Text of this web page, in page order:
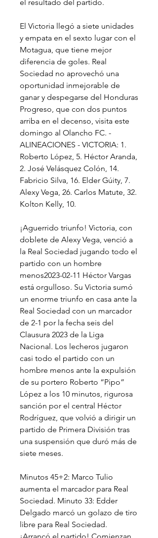
el resultado del partido.
El Victoria llegó a siete unidades
y empata en el sexto lugar con el
Motagua, que tiene mejor
diferencia de goles. Real
Sociedad no aprovechó una
oportunidad inmejorable de
ganar y despegarse del Honduras
Progreso, que con dos puntos
arriba en el decenso, visita este
domingo al Olancho FC. -
ALINEACIONES - VICTORIA: 1.
Roberto López, 5. Héctor Aranda,
2. José Velásquez Colón, 14.
Fabricio Silva, 16. Elder Gúity, 7.
Alexy Vega, 26. Carlos Matute, 32.
Kolton Kelly, 10.
¡Aguerrido triunfo! Victoria, con
doblete de Alexy Vega, venció a
la Real Sociedad jugando todo el
partido con un hombre
menos2023-02-11 Héctor Vargas
está orgulloso. Su Victoria sumó
un enorme triunfo en casa ante la
Real Sociedad con un marcador
de 2-1 por la fecha seis del
Clausura 2023 de la Liga
Nacional. Los lecheros jugaron
casi todo el partido con un
hombre menos ante la expulsión
de su portero Roberto “Pipo”
López a los 10 minutos, rigurosa
sanción por el central Héctor
Rodríguez, que volvió a dirigir un
partido de Primera División tras
una suspensión que duró más de
siete meses.
Minutos 45+2: Marco Tulio
aumenta el marcador para Real
Sociedad. Minuto 33: Edder
Delgado marcó un golazo de tiro
libre para Real Sociedad.